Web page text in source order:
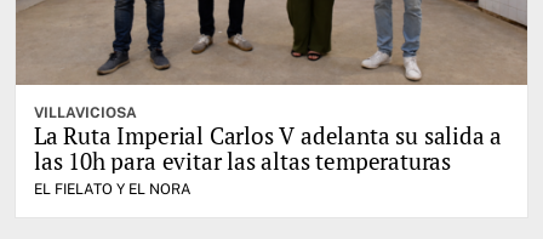
VILLAVICIOSA
La Ruta Imperial Carlos V adelanta su salida a
las 10h para evitar las altas temperaturas
EL FIELATO Y EL NORA